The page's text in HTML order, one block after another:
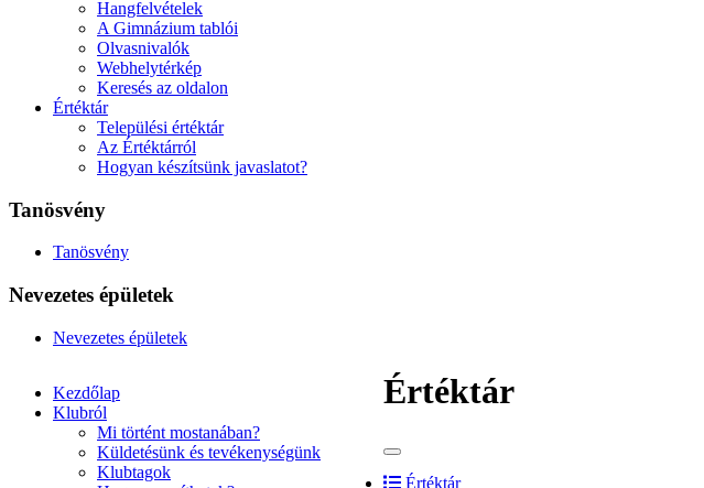
Hangfelvételek
A Gimnázium tablói
Olvasnivalók
Webhelytérkép
Keresés az oldalon
Értéktár
Települési értéktár
Az Értéktárról
Hogyan készítsünk javaslatot?
Tanösvény
Tanösvény
Nevezetes épületek
Nevezetes épületek
Kezdőlap
Klubról
Mi történt mostanában?
Küldetésünk és tevékenységünk
Klubtagok
Értéktár
Értéktár